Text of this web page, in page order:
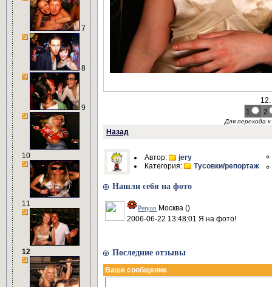
7
8
9
10
11
12
12.
1
2
Для перехода
Назад
Автор:
jery
Категория:
Тусовки/репортаж
Нашли себя на фото
Petyan Москва ()
2006-06-22 13:48:01 Я на фото!
Последние отзывы
Ваше сообщение